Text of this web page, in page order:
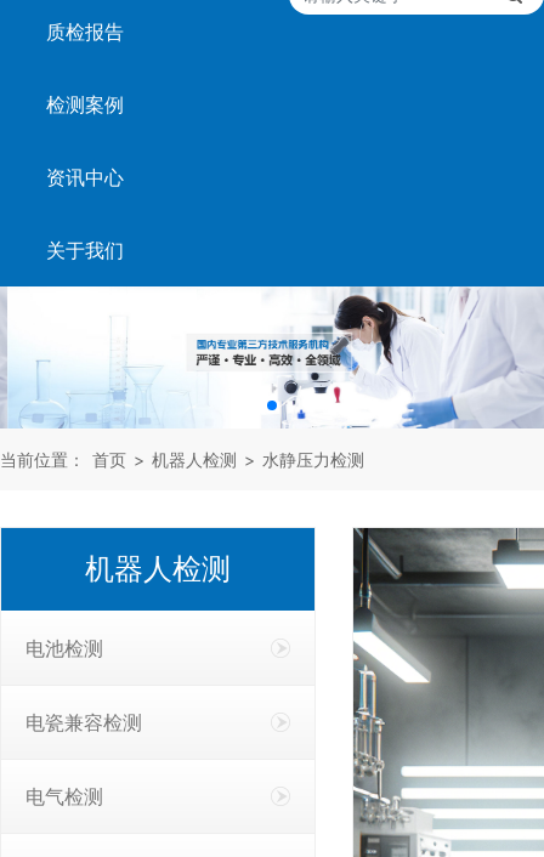
质检报告
检测案例
资讯中心
关于我们
当前位置： 首页 > 机器人检测 > 水静压力检测
机器人检测
电池检测
电瓷兼容检测
电气检测